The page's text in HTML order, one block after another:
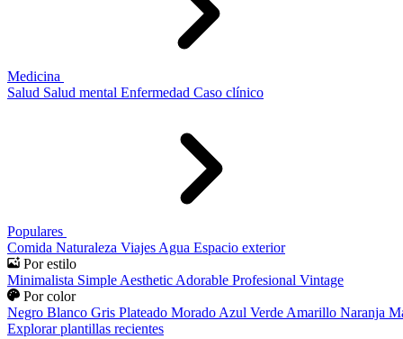
Medicina
Salud Salud mental Enfermedad Caso clínico
Populares
Comida Naturaleza Viajes Agua Espacio exterior
Por estilo
Minimalista Simple Aesthetic Adorable Profesional Vintage
Por color
Negro Blanco Gris Plateado Morado Azul Verde Amarillo Naranja
Explorar plantillas recientes